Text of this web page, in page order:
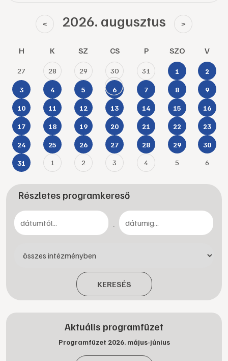
< 2026. augusztus >
H K SZ CS P SZO V
27 28 29 30 31 1 2
3 4 5 6 7 8 9
10 11 12 13 14 15 16
17 18 19 20 21 22 23
24 25 26 27 28 29 30
31 1 2 3 4 5 6
Részletes programkereső
-
KERESÉS
Aktuális programfüzet
Programfüzet 2026. május-június